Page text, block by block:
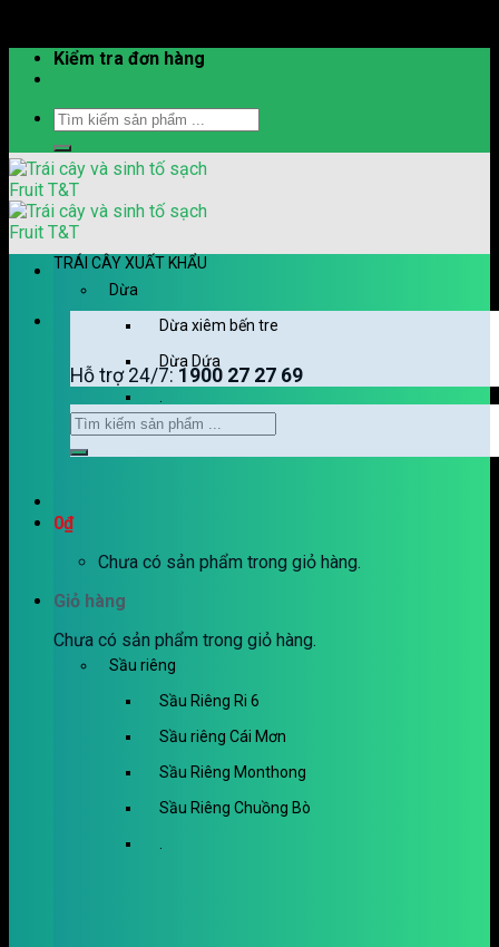
Kiểm tra đơn hàng
Hỗ trợ 24/7: 1900 27 27 69
0₫
Chưa có sản phẩm trong giỏ hàng.
Giỏ hàng
Chưa có sản phẩm trong giỏ hàng.
TRÁI CÂY XUẤT KHẨU
Dừa
Dừa xiêm bến tre
Dừa Dứa
.
Sầu riêng
Sầu Riêng Ri 6
Sầu riêng Cái Mơn
Sầu Riêng Monthong
Sầu Riêng Chuồng Bò